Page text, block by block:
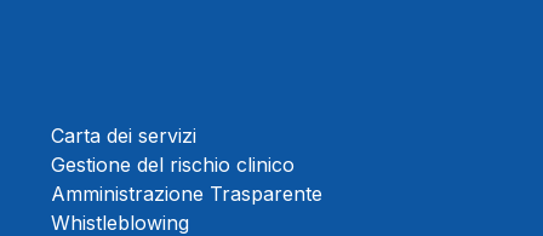
Carta dei servizi
Gestione del rischio clinico
Amministrazione Trasparente
Whistleblowing